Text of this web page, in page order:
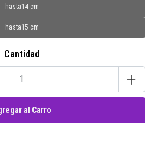
hasta14 cm
hasta15 cm
Cantidad
+